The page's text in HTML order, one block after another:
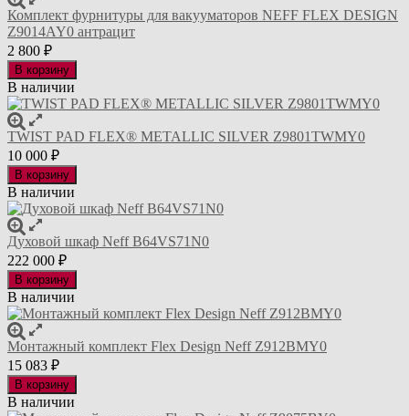
Комплект фурнитуры для вакууматоров NEFF FLEX DESIGN
Z9014AY0 антрацит
2 800 ₽
В корзину
В наличии
TWIST PAD FLEX® METALLIC SILVER Z9801TWMY0
10 000 ₽
В корзину
В наличии
Духовой шкаф Neff B64VS71N0
222 000 ₽
В корзину
В наличии
Монтажный комплект Flex Design Neff Z912BMY0
15 083 ₽
В корзину
В наличии